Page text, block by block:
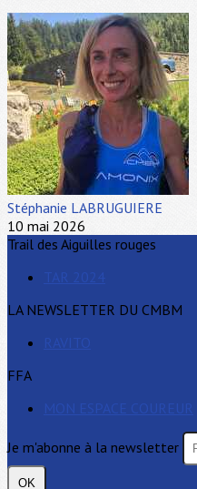
Stéphanie LABRUGUIERE
10 mai 2026
Trail des Aiguilles rouges
TAR 2024
LA NEWSLETTER DU CMBM
RAVITO
FFA
MON ESPACE COUREUR
Je m'abonne à la newsletter
OK